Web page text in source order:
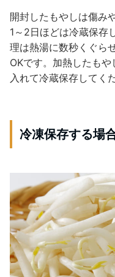
開封したもやしは傷み
1～2日ほどは冷蔵保存
理は熱湯に数秒くぐら
OKです。加熱したも
入れて冷蔵保存してく
冷凍保存する場